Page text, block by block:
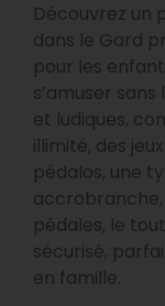
Découvrez un
dans le Gard
pour les
s’amuser
et ludiques,
illimité, des
pédalos, une
pédales, le
sécurisé,
en famille.